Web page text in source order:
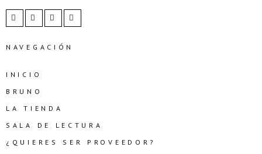
NAVEGACIÓN
INICIO
BRUNO
LA TIENDA
SALA DE LECTURA
¿QUIERES SER PROVEEDOR?